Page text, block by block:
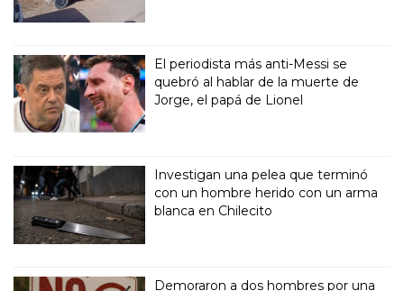
El periodista más anti-Messi se
quebró al hablar de la muerte de
Jorge, el papá de Lionel
Investigan una pelea que terminó
con un hombre herido con un arma
blanca en Chilecito
Demoraron a dos hombres por una